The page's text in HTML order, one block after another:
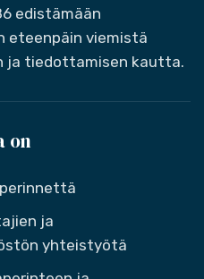
edistämään
eteenpäin viemistä
ja tiedottamisen kautta.
on
ja
yhteistyötä